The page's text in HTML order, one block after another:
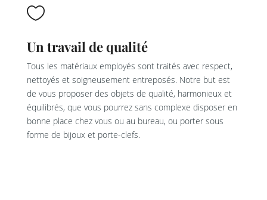

Un travail de qualité
Tous les matériaux employés sont traités avec respect,
nettoyés et soigneusement entreposés. Notre but est
de vous proposer des objets de qualité, harmonieux et
équilibrés, que vous pourrez sans complexe disposer en
bonne place chez vous ou au bureau, ou porter sous
forme de bijoux et porte-clefs.